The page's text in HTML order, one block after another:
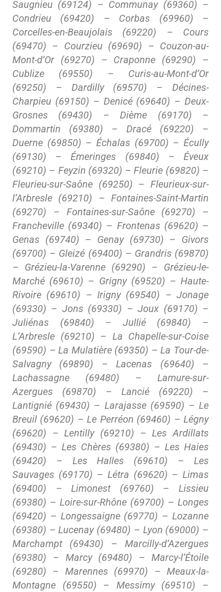
Saugnieu (69124) – Communay (69360) –
Condrieu (69420) – Corbas (69960) –
Corcelles-en-Beaujolais (69220) – Cours
(69470) – Courzieu (69690) – Couzon-au-
Mont-d’Or (69270) – Craponne (69290) –
Cublize (69550) – Curis-au-Mont-d’Or
(69250) – Dardilly (69570) – Décines-
Charpieu (69150) – Denicé (69640) – Deux-
Grosnes (69430) – Dième (69170) –
Dommartin (69380) – Dracé (69220) –
Duerne (69850) – Échalas (69700) – Écully
(69130) – Émeringes (69840) – Éveux
(69210) – Feyzin (69320) – Fleurie (69820) –
Fleurieu-sur-Saône (69250) – Fleurieux-sur-
l’Arbresle (69210) – Fontaines-Saint-Martin
(69270) – Fontaines-sur-Saône (69270) –
Francheville (69340) – Frontenas (69620) –
Genas (69740) – Genay (69730) – Givors
(69700) – Gleizé (69400) – Grandris (69870)
– Grézieu-la-Varenne (69290) – Grézieu-le-
Marché (69610) – Grigny (69520) – Haute-
Rivoire (69610) – Irigny (69540) – Jonage
(69330) – Jons (69330) – Joux (69170) –
Juliénas (69840) – Jullié (69840) –
L’Arbresle (69210) – La Chapelle-sur-Coise
(69590) – La Mulatière (69350) – La Tour-de-
Salvagny (69890) – Lacenas (69640) –
Lachassagne (69480) – Lamure-sur-
Azergues (69870) – Lancié (69220) –
Lantignié (69430) – Larajasse (69590) – Le
Breuil (69620) – Le Perréon (69460) – Légny
(69620) – Lentilly (69210) – Les Ardillats
(69430) – Les Chères (69380) – Les Haies
(69420) – Les Halles (69610) – Les
Sauvages (69170) – Létra (69620) – Limas
(69400) – Limonest (69760) – Lissieu
(69380) – Loire-sur-Rhône (69700) – Longes
(69420) – Longessaigne (69770) – Lozanne
(69380) – Lucenay (69480) – Lyon (69000) –
Marchampt (69430) – Marcilly-d’Azergues
(69380) – Marcy (69480) – Marcy-l’Étoile
(69280) – Marennes (69970) – Meaux-la-
Montagne (69550) – Messimy (69510) –